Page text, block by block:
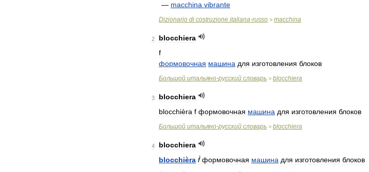
— macchina vibrante
Dizionario di costruzione italiana-russo > macchina
2
blocchiera
f
формовочная машина для изготовления блоков
Большой итальяно-русский словарь > blocchiera
3
blocchiera
blocchièra f формовочная машина для изготовления блоков
Большой итальяно-русский словарь > blocchiera
4
blocchiera
blocchièra f́ формовочная машина для изготовления блоков